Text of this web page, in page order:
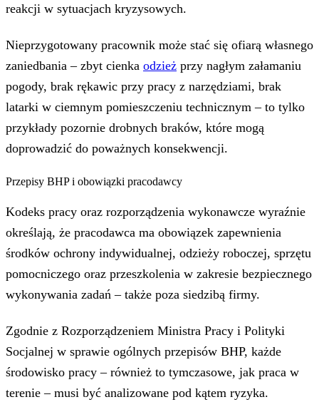
reakcji w sytuacjach kryzysowych.
Nieprzygotowany pracownik może stać się ofiarą własnego
zaniedbania – zbyt cienka odzież przy nagłym załamaniu
pogody, brak rękawic przy pracy z narzędziami, brak
latarki w ciemnym pomieszczeniu technicznym – to tylko
przykłady pozornie drobnych braków, które mogą
doprowadzić do poważnych konsekwencji.
Przepisy BHP i obowiązki pracodawcy
Kodeks pracy oraz rozporządzenia wykonawcze wyraźnie
określają, że pracodawca ma obowiązek zapewnienia
środków ochrony indywidualnej, odzieży roboczej, sprzętu
pomocniczego oraz przeszkolenia w zakresie bezpiecznego
wykonywania zadań – także poza siedzibą firmy.
Zgodnie z Rozporządzeniem Ministra Pracy i Polityki
Socjalnej w sprawie ogólnych przepisów BHP, każde
środowisko pracy – również to tymczasowe, jak praca w
terenie – musi być analizowane pod kątem ryzyka.